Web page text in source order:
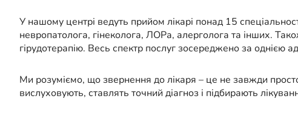
У нашому центрі ведуть прийом лікарі понад 15
невропатолога, гінеколога, ЛОРа, алерголога та інших.
гірудотерапію. Весь спектр послуг зосереджено за однією
Ми розуміємо, що звернення до лікаря – це не завжди
вислуховують, ставлять точний діагноз і підбирають